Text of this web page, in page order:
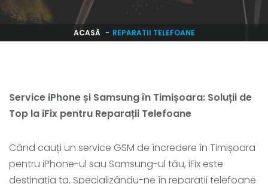
ACASĂ REPARATII TELEFOANE
Service iPhone și Samsung în Timișoara: Soluții de
Top la iFix pentru Reparații Telefoane
Când cauți un service GSM de încredere în Timișoara
pentru iPhone-ul sau Samsung-ul tău, iFix este
destinația ta. Specializându-ne în reparații telefoane